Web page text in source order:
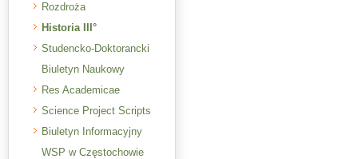
Rozdroża
Historia III°
Studencko-Doktorancki
Biuletyn Naukowy
Res Academicae
Science Project Scripts
Biuletyn Informacyjny
WSP w Częstochowie